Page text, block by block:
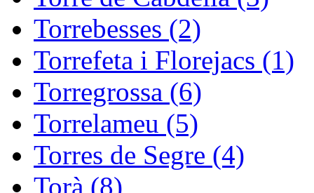
Torrebesses (2)
Torrefeta i Florejacs (1)
Torregrossa (6)
Torrelameu (5)
Torres de Segre (4)
Torà (8)